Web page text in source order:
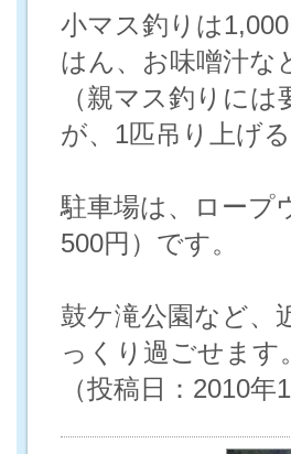
小マス釣りは
はん、お味噌汁な
（親マス釣りに
が、1匹吊り上げ
駐車場は、ロープ
500円）です。
鼓ケ滝公園など、
っくり過ごせます。
（投稿日：2010年